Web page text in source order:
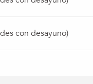
con desayuno)